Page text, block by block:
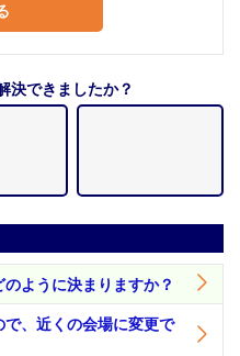
決できましたか？
のように決まりますか？
で、近くの会場に変更で